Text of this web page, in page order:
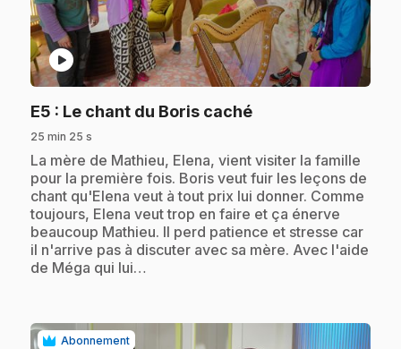
play_circle
E5 : Le chant du Boris caché.
25 min 25 s
.La mère de Mathieu, Elena, vient visiter la famille
pour la première fois. Boris veut fuir les leçons de
chant qu'Elena veut à tout prix lui donner. Comme
toujours, Elena veut trop en faire et ça énerve
beaucoup Mathieu. Il perd patience et stresse car
il n'arrive pas à discuter avec sa mère. Avec l'aide
de Méga qui lui…
Abonnement